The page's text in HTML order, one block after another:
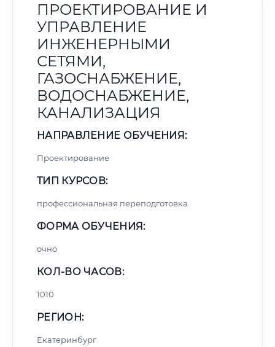
ПРОЕКТИРОВАНИЕ И
УПРАВЛЕНИЕ
ИНЖЕНЕРНЫМИ
СЕТЯМИ,
ГАЗОСНАБЖЕНИЕ,
ВОДОСНАБЖЕНИЕ,
КАНАЛИЗАЦИЯ
НАПРАВЛЕНИЕ ОБУЧЕНИЯ:
Проектирование
ТИП КУРСОВ:
профессиональная переподготовка
ФОРМА ОБУЧЕНИЯ:
очно
КОЛ-ВО ЧАСОВ:
1010
РЕГИОН:
Екатеринбург